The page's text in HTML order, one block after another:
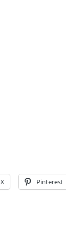
X Pinterest